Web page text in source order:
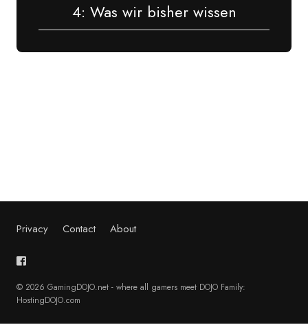
4: Was wir bisher wissen
Privacy Contact About
© 2026 GamingDOJO.net - where all gamers meet DOJO Family:
HostingDOJO.com